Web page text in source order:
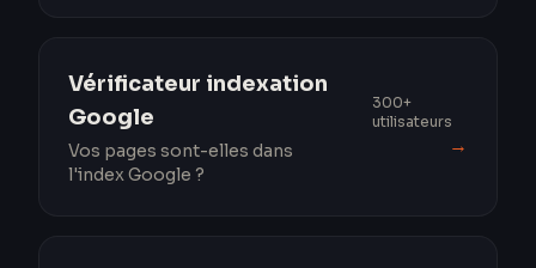
Vérificateur indexation
Google
Vos pages sont-elles dans
l'index Google ?
300+
utilisateurs
→